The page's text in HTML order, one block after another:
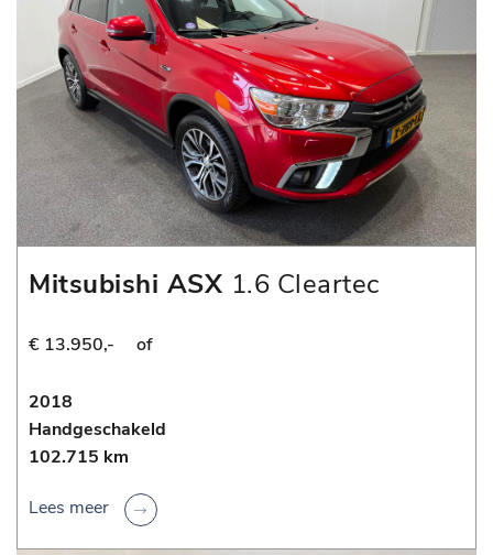
Mitsubishi ASX 1.6 Cleartec
€ 13.950,- of
2018
Handgeschakeld
102.715 km
Lees meer